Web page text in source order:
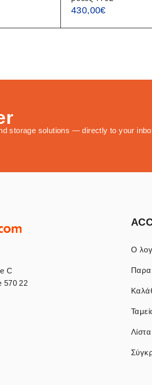
430,00€
storage solutions — directly to your
C
570 22
Ο